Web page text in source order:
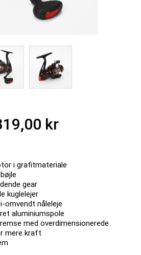
kr
i grafitmateriale
gear
kuglelejer
omvendt nåleleje
aluminiumspole
med overdimensionerede
mere kraft